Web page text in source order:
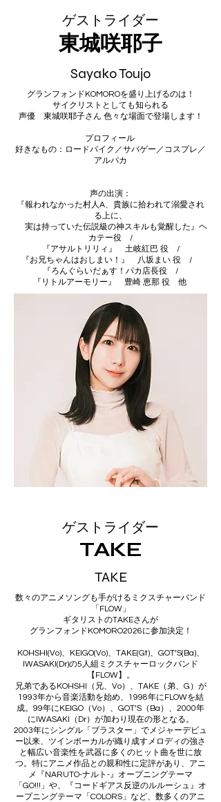
​ゲストライダー
東城咲耶子
Sayako Toujo
グランフォンドKOMOROを盛り上げるのは！
サイクリストとしても知られる
声優 東城咲耶子さん ​​色々な場面で登場します！
プロフィール ​
好きなもの：ロードバイク／サバゲー／コスプレ／
アルパカ
声の出演：
『報われなかった村人A、貴族に拾われて溺愛され
る上に、
実は持っていた伝説級の神スキルも覚醒した』ヘ
カテー役 /
『アサルトリリィ』 土岐紅巴 役 /
『お兄ちゃんはおしまい！』 八坂まい 役 /
『ろんぐらいだぁす！パカ店長役 /
『リトルアーモリー』 豊崎 恵那 役 他 ​
​ゲストライダー
TAKE
TAKE
数々のアニメソングも手がけるミクスチャーバンド
「FLOW」
ギタリストのTAKEさんが
グランフォンドKOMORO2026に参加決定！
KOHSHI(Vo)、KEIGO(Vo)、TAKE(Gt)、GOT’S(Ba)、
IWASAKI(Dr)の5人組ミクスチャーロックバンド
【FLOW】。
兄弟であるKOHSHI（兄、Vo）、TAKE（弟、G）が
1993年から音楽活動を始め、1998年にFLOWを結
成。99年にKEIGO（Vo）、GOT’S（Ba）、2000年
にIWASAKI（Dr）が加わり現在の形となる。
2003年にシングル「ブラスター」でメジャーデビュ
ー以来、ツインボーカルが織り成すメロディの強さ
と幅広い音楽性を武器に多くのヒット曲を世に放
つ。特にアニメ作品との親和性に定評があり、アニ
メ『NARUTO-ナルト-』オープニングテーマ
「GO!!!」や、『コードギアス反逆のルルーシュ』オ
ープニングテーマ「COLORS」など、数多くのアニ